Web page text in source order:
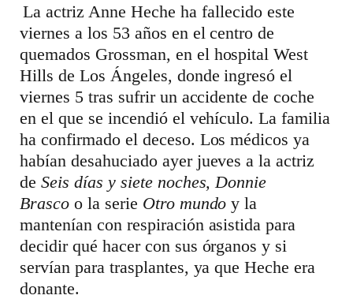
La actriz Anne Heche ha fallecido este
viernes a los 53 años en el centro de
quemados Grossman, en el hospital West
Hills de Los Ángeles, donde ingresó el
viernes 5 tras sufrir un accidente de coche
en el que se incendió el vehículo. La familia
ha confirmado el deceso. Los médicos ya
habían desahuciado ayer jueves a la actriz
de Seis días y siete noches, Donnie
Brascoo la serie Otro mundoy la
mantenían con respiración asistida para
decidir qué hacer con sus órganos y si
servían para trasplantes, ya que Heche era
donante.